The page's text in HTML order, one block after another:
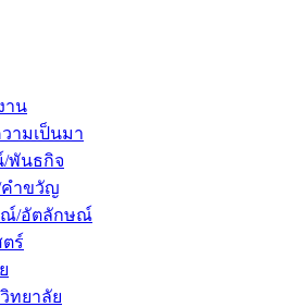
าน
ามเป็นมา
พันธกิจ
ำขวัญ
ณ์/อัตลักษณ์
ร์
ทยาลัย